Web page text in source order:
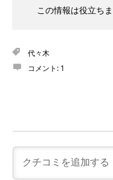
この情報は役立ち
代々木
コメント: 1